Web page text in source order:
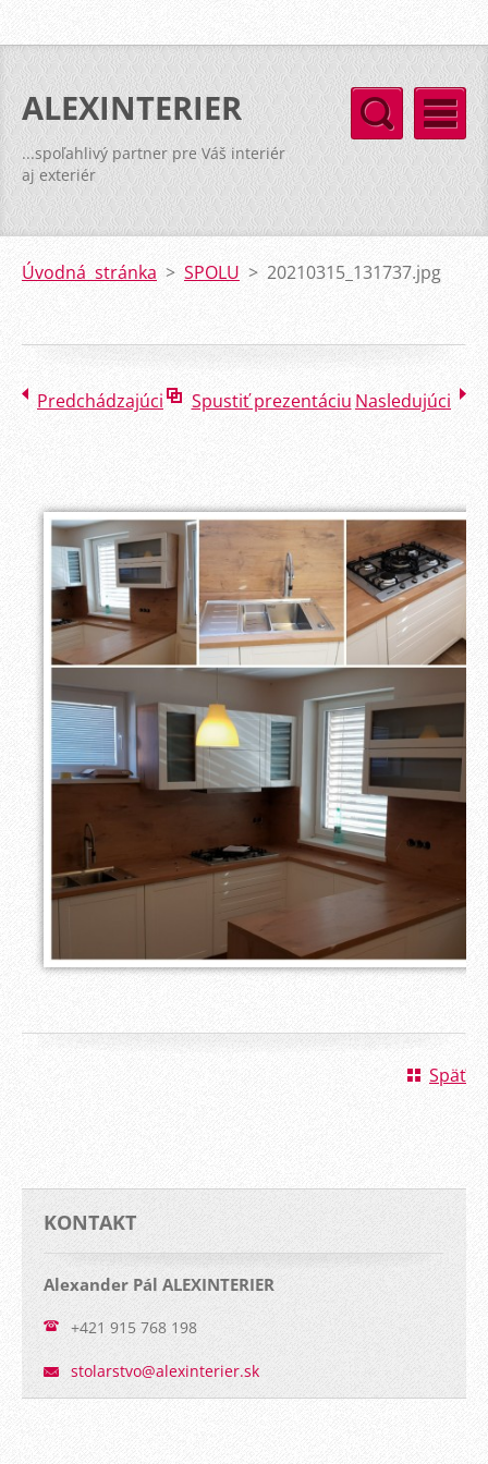
ALEXINTERIER
...spoľahlivý partner pre Váš interiér
aj exteriér
Úvodná stránka > SPOLU > 20210315_131737.jpg
Predchádzajúci Spustiť prezentáciu Nasledujúci
Späť
KONTAKT
Alexander Pál ALEXINTERIER
+421 915 768 198
stolarstvo@alexinterier.sk